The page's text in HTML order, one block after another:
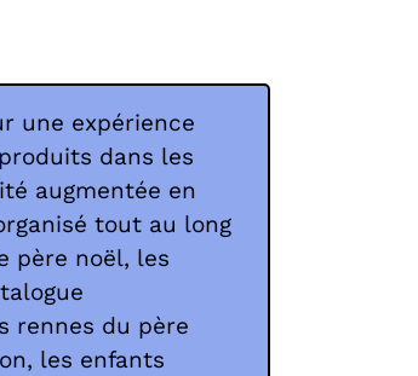
une expérience
dans les
augmentée en
tout au long
père noël, les
rennes du père
les enfants